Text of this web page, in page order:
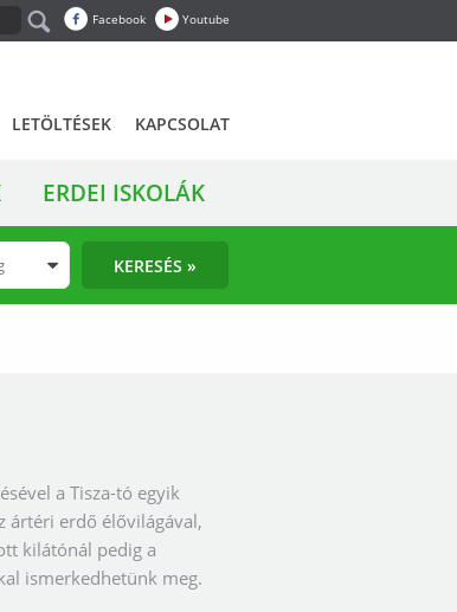
Facebook Youtube
LETÖLTÉSEK KAPCSOLAT
ERDEI ISKOLÁK
KERESÉS »
a Tisza-tó egyik
ártéri erdő élővilágával,
kilátónál pedig a
ismerkedhetünk meg.